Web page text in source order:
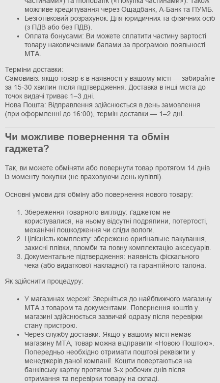
можливе кредитування через Ощадбанк, А-Банк та ПУМБ.
Безготівковий розрахунок: Для юридичних та фізичних осіб
(з ПДВ або без ПДВ).
Оплата бонусами: Ви можете сплатити частину вартості
товару накопиченими балами за програмою лояльності
МТА.
Терміни доставки:
Самовивіз: якщо товар є в наявності у вашому місті — забирайте
за 15-30 хвилин після підтвердження. Доставка в інші міста до
точок видачі триває 1–3 дні.
Нова Пошта: Відправлення здійснюється в день замовлення
(при оформленні до 16:00), термін доставки — 1–2 дні.
Чи можливе повернення та обмін
гаджета?
Так, ви можете обміняти або повернути товар протягом 14 днів
із моменту покупки (не враховуючи день купівлі).
Основні умови для обміну або повернення нового товару:
Збереження товарного вигляду: ґаджетом не
користувалися, на ньому відсутні подряпини, потертості,
механічні пошкодження чи сліди вологи.
Цілісність комплекту: збережено оригінальне пакування,
захисні плівки, пломби та повну комплектацію аксесуарів.
Документальне підтвердження: наявність фіскального
чека (або видаткової накладної) та гарантійного талона.
Як здійснити процедуру:
У магазинах мережі: Зверніться до найближчого магазину
МТА з товаром та документами. Повернення коштів у
магазині здійснюється зазвичай одразу після перевірки
стану пристрою.
Через службу доставки: Якщо у вашому місті немає
магазину МТА, товар можна відправити «Новою Поштою».
Попередньо необхідно отримати поштові реквізити у
менеджерів даної компанії. Кошти повертаються на
банківську картку протягом 3-х робочих днів після
отримання та перевірки товару на складі.